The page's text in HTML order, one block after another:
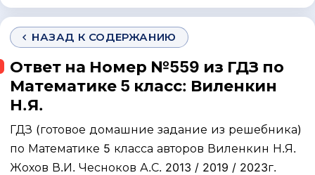
НАЗАД К СОДЕРЖАНИЮ
Ответ на Номер №559 из ГДЗ по
Математике 5 класс: Виленкин
Н.Я.
ГДЗ (готовое домашние задание из решебника)
по Математике 5 класса авторов Виленкин Н.Я.
Жохов В.И. Чесноков А.С. 2013 / 2019 / 2023г.